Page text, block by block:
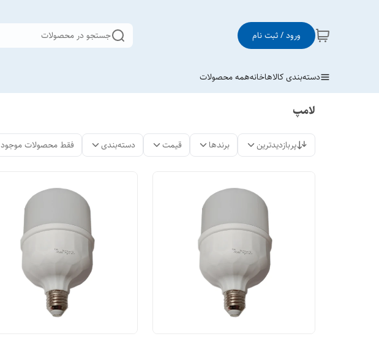
ورود / ثبت نام جستجو در محصولات
دسته‌بندی کالاهاخانههمه محصولات
لامپ
پربازدیدترین برندها قیمت دسته‌بندی فقط محصولات موجود